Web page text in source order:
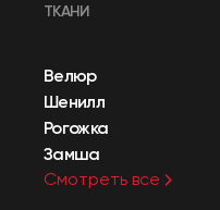
ТКАНИ
Велюр
Шенилл
Рогожка
Замша
Смотреть все